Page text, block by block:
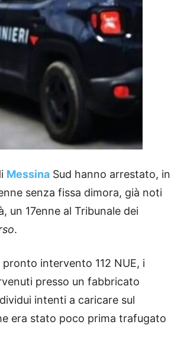
Messina Sud hanno arrestato, in
senza fissa dimora, già noti
un 17enne al Tribunale dei
.
intervento 112 NUE, i
presso un fabbricato
intenti a caricare sul
era stato poco prima trafugato